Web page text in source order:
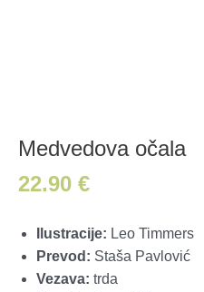
Medvedova očala
22.90 €
Ilustracije: Leo Timmers
Prevod: Staša Pavlović
Vezava: trda